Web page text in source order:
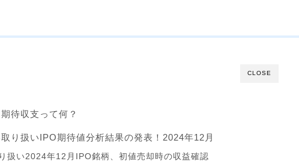
CLOSE
待収支って何？
り扱いIPO期待値分析結果の発表！2024年12月
扱い2024年12月IPO銘柄、初値売却時の収益確認